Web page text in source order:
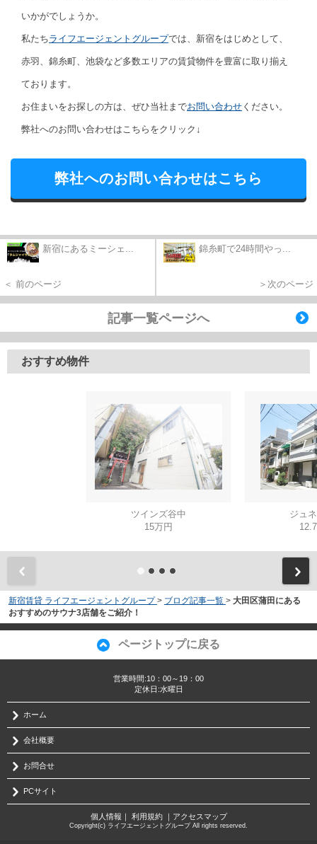
いかがでしょうか。
私たちライフエージェントグループでは、新宿をはじめとして、
赤羽、錦糸町、池袋など多数エリアの賃貸物件を豊富に取り揃え
ております。
お住まいをお探しの方は、ぜひ当社までお問い合わせ ください。
弊社へのお問い合わせはこちらをクリック↓
弊社へのお問い合わせはこちら
新宿にあるミーシェ...
＜ 前のページ
錦糸町で24時間やっ...
＞次のページ
記事一覧ページへ
おすすめ物件
ツインズ谷中
15万円
ジュ
新宿賃貸 ライフエージェントグループ > ブログ記事一覧 > 大田区蒲田にある
おすすめのサウナ3店舗をご紹介！
ページトップに戻る
営業時間:10：00～19：00
定休日:水曜日
ホーム
会社概要
お問合せ
PCサイト
個人情報 ｜ 利用規約｜ アクセスマップ
Copyright(c) ライフエージェントグループ All rights reserved.